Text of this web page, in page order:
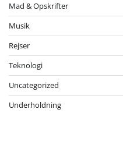
Mad & Opskrifter
Musik
Rejser
Teknologi
Uncategorized
Underholdning